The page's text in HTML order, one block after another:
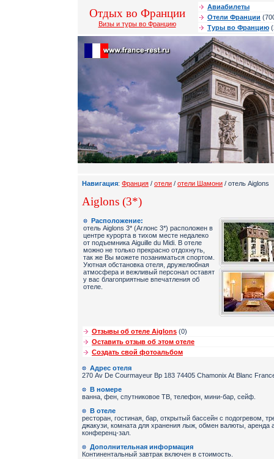
Отдых во Франции
Визы и туры во Францию
Авиабилеты
Отели Франции
Туры во Францию
Навигация: Франция / отели / отели Шамони / отель Aiglons
Aiglons (3*)
Расположение:
отель Aiglons 3* (Аглонс 3*) расположен в
центре курорта в тихом месте недалеко
от подъемника Aiguille du Midi. В отеле
можно не только прекрасно отдохнуть,
так же Вы можете позаниматься спортом.
Уютная обстановка отеля, дружелюбная
атмосфера и вежливый персонал оставят
у вас благоприятные впечатления об
отеле.
Отзывы об отеле Aiglons (0)
Оставить отзыв об этом отеле
Создать свой фотоальбом
Адрес отеля
270 Av De Courmayeur Bp 183 74405 Chamonix At Blanc
В номере
ванна, фен, спутниковое ТВ, телефон, мини-бар, сейф.
В отеле
ресторан, гостиная, бар, открытый бассейн с подогревом,
джакузи, комната для хранения лыж, обмен валюты, аренда
конференц-зал.
Дополнительная информация
Континентальный завтрак включен в стоимость.